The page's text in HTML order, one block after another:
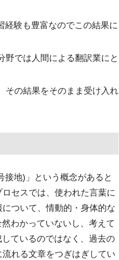
経験も豊富なのでこの結果に
野では人間による翻訳業にと
その結果をそのまま受け入れ
接地)」という概念があると
セスでは、使われた言葉に
ついて、情動的・身体的な
わかっていないし、考えて
ているのではなく、過去の
れる文章をつぎはぎしてい